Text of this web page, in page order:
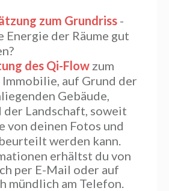
zum Grundriss -
Energie der Räume gut
des Qi-Flow zum
Immobilie, auf Grund der
Gebäude,
der Landschaft, soweit
von deinen Fotos und
beurteilt werden kann.
erhältst du von
per E-Mail oder auf
mündlich am Telefon.